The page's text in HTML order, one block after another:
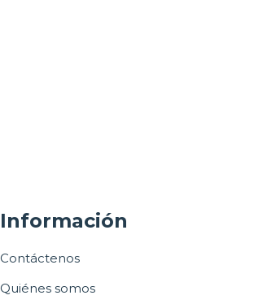
Información
Contáctenos
Quiénes somos